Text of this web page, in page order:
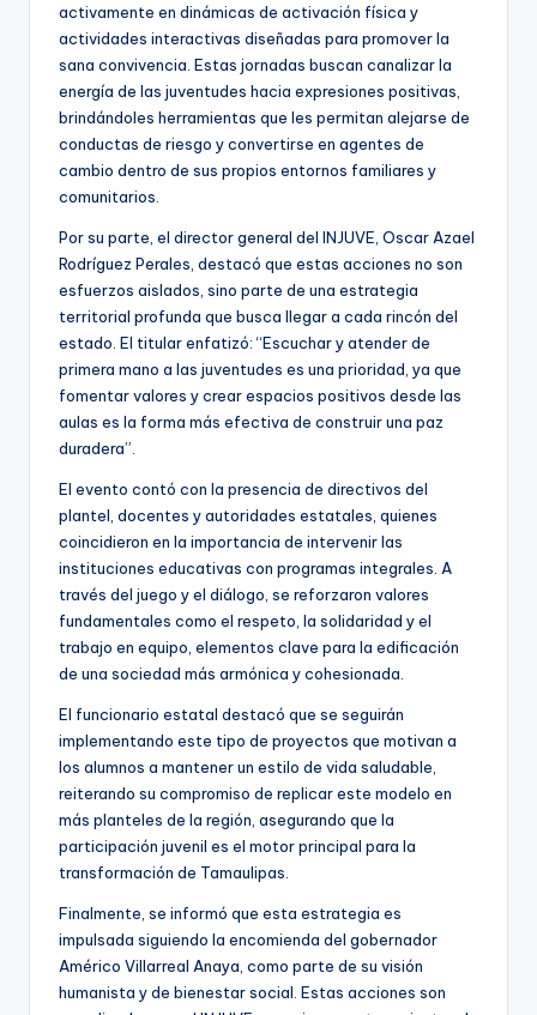
activamente en dinámicas de activación física y
actividades interactivas diseñadas para promover la
sana convivencia. Estas jornadas buscan canalizar la
energía de las juventudes hacia expresiones positivas,
brindándoles herramientas que les permitan alejarse de
conductas de riesgo y convertirse en agentes de
cambio dentro de sus propios entornos familiares y
comunitarios.
Por su parte, el director general del INJUVE, Oscar Azael
Rodríguez Perales, destacó que estas acciones no son
esfuerzos aislados, sino parte de una estrategia
territorial profunda que busca llegar a cada rincón del
estado. El titular enfatizó: “Escuchar y atender de
primera mano a las juventudes es una prioridad, ya que
fomentar valores y crear espacios positivos desde las
aulas es la forma más efectiva de construir una paz
duradera”.
El evento contó con la presencia de directivos del
plantel, docentes y autoridades estatales, quienes
coincidieron en la importancia de intervenir las
instituciones educativas con programas integrales. A
través del juego y el diálogo, se reforzaron valores
fundamentales como el respeto, la solidaridad y el
trabajo en equipo, elementos clave para la edificación
de una sociedad más armónica y cohesionada.
El funcionario estatal destacó que se seguirán
implementando este tipo de proyectos que motivan a
los alumnos a mantener un estilo de vida saludable,
reiterando su compromiso de replicar este modelo en
más planteles de la región, asegurando que la
participación juvenil es el motor principal para la
transformación de Tamaulipas.
Finalmente, se informó que esta estrategia es
impulsada siguiendo la encomienda del gobernador
Américo Villarreal Anaya, como parte de su visión
humanista y de bienestar social. Estas acciones son